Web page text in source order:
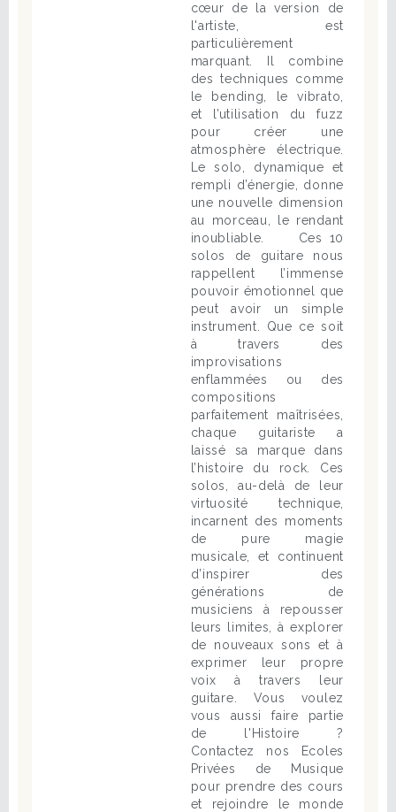
cœur de la version de
l'artiste, est
particulièrement
marquant. Il combine
des techniques comme
le bending, le vibrato,
et l’utilisation du fuzz
pour créer une
atmosphère électrique.
Le solo, dynamique et
rempli d’énergie, donne
une nouvelle dimension
au morceau, le rendant
inoubliable. Ces 10
solos de guitare nous
rappellent l’immense
pouvoir émotionnel que
peut avoir un simple
instrument. Que ce soit
à travers des
improvisations
enflammées ou des
compositions
parfaitement maîtrisées,
chaque guitariste a
laissé sa marque dans
l’histoire du rock. Ces
solos, au-delà de leur
virtuosité technique,
incarnent des moments
de pure magie
musicale, et continuent
d’inspirer des
générations de
musiciens à repousser
leurs limites, à explorer
de nouveaux sons et à
exprimer leur propre
voix à travers leur
guitare. Vous voulez
vous aussi faire partie
de l'Histoire ?
Contactez nos Ecoles
Privées de Musique
pour prendre des cours
et rejoindre le monde